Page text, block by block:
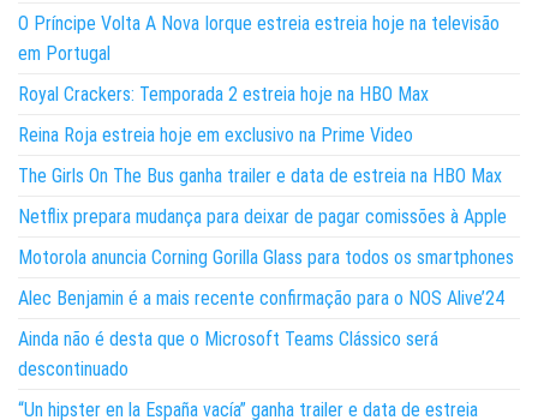
O Príncipe Volta A Nova Iorque estreia estreia hoje na televisão
em Portugal
Royal Crackers: Temporada 2 estreia hoje na HBO Max
Reina Roja estreia hoje em exclusivo na Prime Video
The Girls On The Bus ganha trailer e data de estreia na HBO Max
Netflix prepara mudança para deixar de pagar comissões à Apple
Motorola anuncia Corning Gorilla Glass para todos os smartphones
Alec Benjamin é a mais recente confirmação para o NOS Alive’24
Ainda não é desta que o Microsoft Teams Clássico será
descontinuado
“Un hipster en la España vacía” ganha trailer e data de estreia